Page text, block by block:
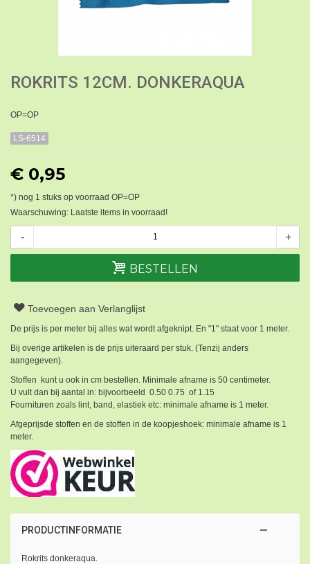
ROKRITS 12CM. DONKERAQUA
OP=OP
LS-6514
€ 0,95
*) nog 1 stuks op voorraad OP=OP
Waarschuwing: Laatste items in voorraad!
- +
BESTELLEN
Toevoegen aan Verlanglijst
De prijs is per meter bij alles wat wordt afgeknipt. En "1" staat voor 1 meter.
Bij overige artikelen is de prijs uiteraard per stuk. (Tenzij anders
aangegeven).
Stoffen kunt u ook in cm bestellen. Minimale afname is 50 centimeter.
U vult dan bij aantal in: bijvoorbeeld 0.50 0.75 of 1.15
Fournituren zoals lint, band, elastiek etc: minimale afname is 1 meter.
Afgeprijsde stoffen en de stoffen in de koopjeshoek: minimale afname is 1
meter.
PRODUCTINFORMATIE
Rokrits donkeraqua.